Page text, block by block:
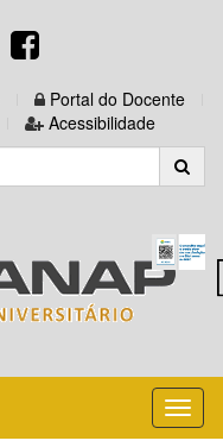
Portal do Docente
Acessibilidade